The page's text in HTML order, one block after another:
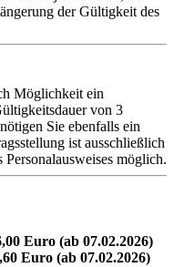
der Gültigkeit des
Möglichkeit ein
von 3
Sie ebenfalls ein
ist ausschließlich
möglich.
Euro (ab 07.02.2026)
(ab 07.02.2026)